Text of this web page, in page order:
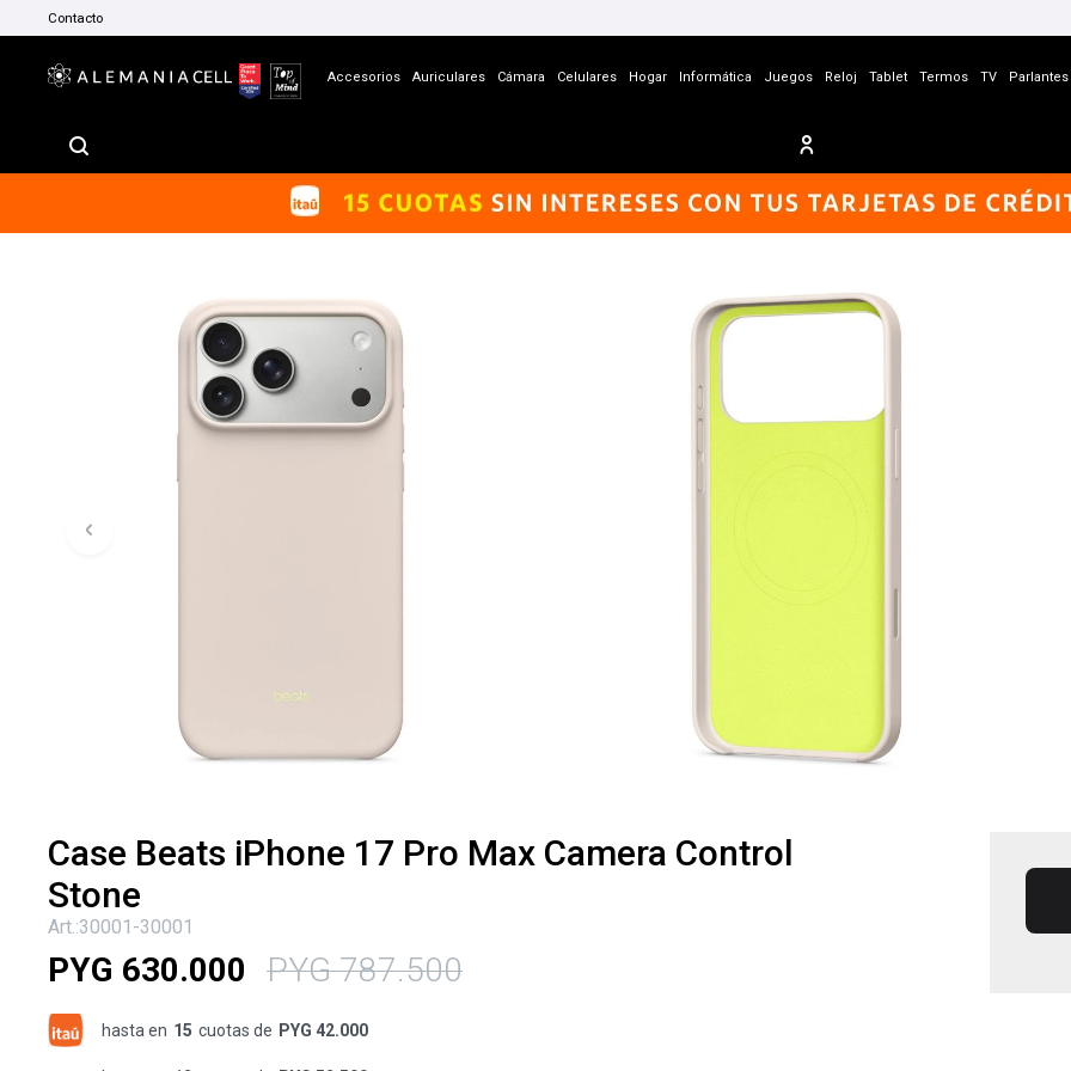
Accesorios Auriculares Cámara Celulares Hogar Informática Juegos Reloj Tablet Termos TV Parlantes
Contacto
Case Beats iPhone 17 Pro Max Camera Control
Stone
30001-30001
PYG 630.000 PYG 787.500
hasta en 15 cuotas de PYG 42.000